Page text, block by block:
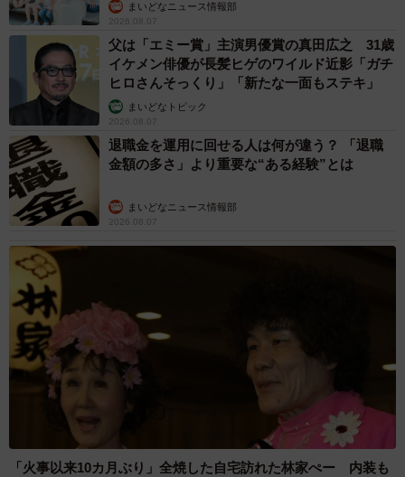
まいどなニュース情報部
2026.08.07
父は「エミー賞」主演男優賞の真田広之 31歳
イケメン俳優が長髪ヒゲのワイルド近影「ガチ
ヒロさんそっくり」「新たな一面もステキ」
まいどなトピック
2026.08.07
退職金を運用に回せる人は何が違う？ 「退職
金額の多さ」より重要な“ある経験”とは
まいどなニュース情報部
2026.08.07
「火事以来10カ月ぶり」全焼した自宅訪れた林家ぺー 内装も